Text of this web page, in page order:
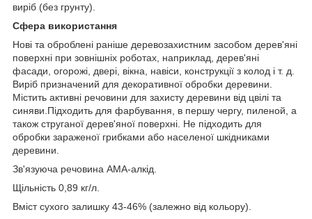
виріб (без грунту).
Сфера використання
Нові та оброблені раніше деревозахистним засобом дерев'яні
поверхні при зовнішніх роботах, наприклад, дерев'яні
фасади, огорожі, двері, вікна, навіси, конструкції з колод і т. д.
Виріб призначений для декоративної обробки деревини.
Містить активні речовини для захисту деревини від цвілі та
синяви.Підходить для фарбування, в першу чергу, пиленой, а
також струганої дерев'яної поверхні. Не підходить для
обробки зараженої грибками або населеної шкідниками
деревини.
Зв'язуюча речовина АМА-алкід.
Щільність 0,89 кг/л.
Вміст сухого залишку 43-46% (залежно від кольору).